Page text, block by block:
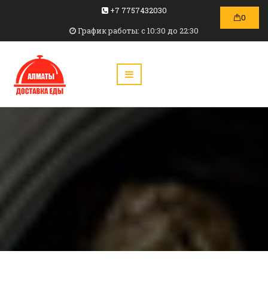
+7 7757432030
График работы: c 10:30 до 22:30
0